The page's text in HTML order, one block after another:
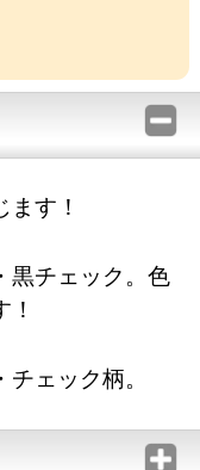
す！
黒チェック。色
ェック柄。